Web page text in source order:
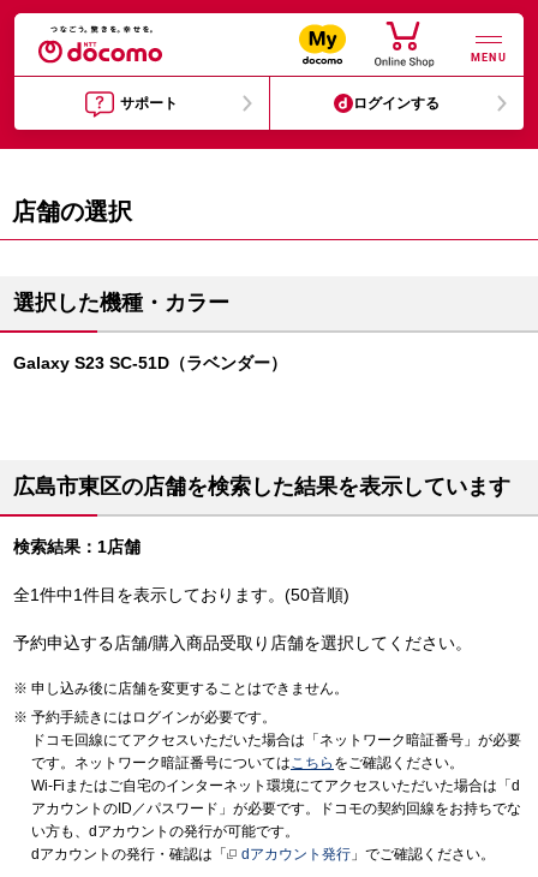
MENU
サポート ログインする
店舗の選択
選択した機種・カラー
Galaxy S23 SC-51D（ラベンダー）
広島市東区の店舗を検索した結果を表示しています
検索結果：1店舗
全1件中1件目を表示しております。(50音順)
予約申込する店舗/購入商品受取り店舗を選択してください。
申し込み後に店舗を変更することはできません。
予約手続きにはログインが必要です。
ドコモ回線にてアクセスいただいた場合は「ネットワーク暗証番号」が必要
です。ネットワーク暗証番号についてはこちら をご確認ください。
Wi-Fiまたはご自宅のインターネット環境にてアクセスいただいた場合は「d
アカウントのID／パスワード」が必要です。ドコモの契約回線をお持ちでな
い方も、dアカウントの発行が可能です。
dアカウントの発行・確認は「
dアカウント発行 」でご確認ください。